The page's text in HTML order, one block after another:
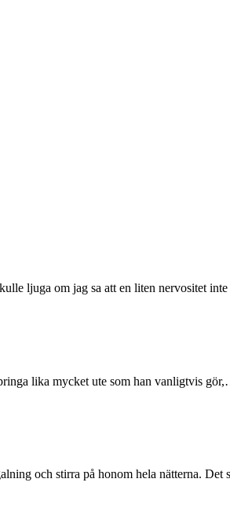
ljuga om jag sa att en liten nervositet
lika mycket ute som han vanligtvis
och stirra på honom hela nätterna.